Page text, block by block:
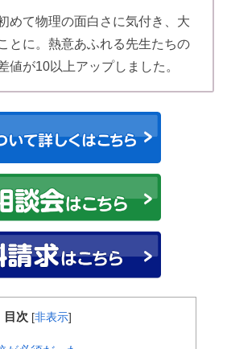
めて物理の面白さに気付き、大
とに。熱意あふれる先生たちの
値が10以上アップしました。
目次 [非表示]